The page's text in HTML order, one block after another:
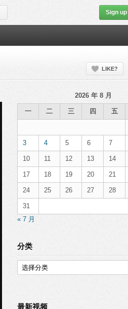
Sign up
LIKE?
2026 年 8 月
一 二 三 四 五
3 4 5 6 7
10 11 12 13 14
17 18 19 20 21
24 25 26 27 28
31
« 7 月
分类
分
类
最新视频